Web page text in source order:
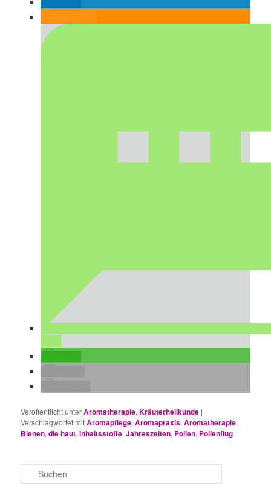
Veröffentlicht unterAromatherapie,Kräuterheilkunde |
Verschlagwortet mitAromapflege,Aromapraxis,Aromatherapie,
Bienen,die haut,inhaltsstoffe,Jahreszeiten, Pollen, Pollenflug
u